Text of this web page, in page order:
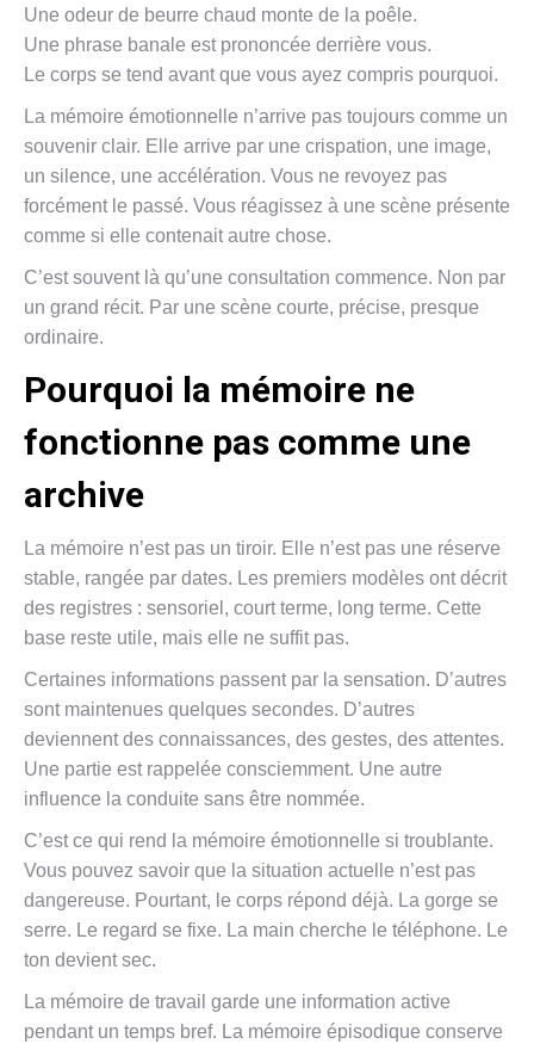
Une odeur de beurre chaud monte de la poêle.
Une phrase banale est prononcée derrière vous.
Le corps se tend avant que vous ayez compris pourquoi.
La mémoire émotionnelle n’arrive pas toujours comme un
souvenir clair. Elle arrive par une crispation, une image,
un silence, une accélération. Vous ne revoyez pas
forcément le passé. Vous réagissez à une scène présente
comme si elle contenait autre chose.
C’est souvent là qu’une consultation commence. Non par
un grand récit. Par une scène courte, précise, presque
ordinaire.
Pourquoi la mémoire ne
fonctionne pas comme une
archive
La mémoire n’est pas un tiroir. Elle n’est pas une réserve
stable, rangée par dates. Les premiers modèles ont décrit
des registres : sensoriel, court terme, long terme. Cette
base reste utile, mais elle ne suffit pas.
Certaines informations passent par la sensation. D’autres
sont maintenues quelques secondes. D’autres
deviennent des connaissances, des gestes, des attentes.
Une partie est rappelée consciemment. Une autre
influence la conduite sans être nommée.
C’est ce qui rend la mémoire émotionnelle si troublante.
Vous pouvez savoir que la situation actuelle n’est pas
dangereuse. Pourtant, le corps répond déjà. La gorge se
serre. Le regard se fixe. La main cherche le téléphone. Le
ton devient sec.
La mémoire de travail garde une information active
pendant un temps bref. La mémoire épisodique conserve